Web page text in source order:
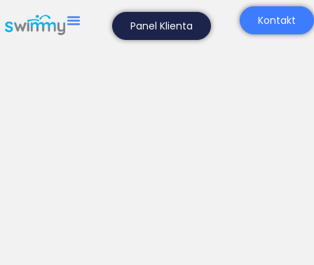
Panel Klienta Kontakt
Grafik Zajęć